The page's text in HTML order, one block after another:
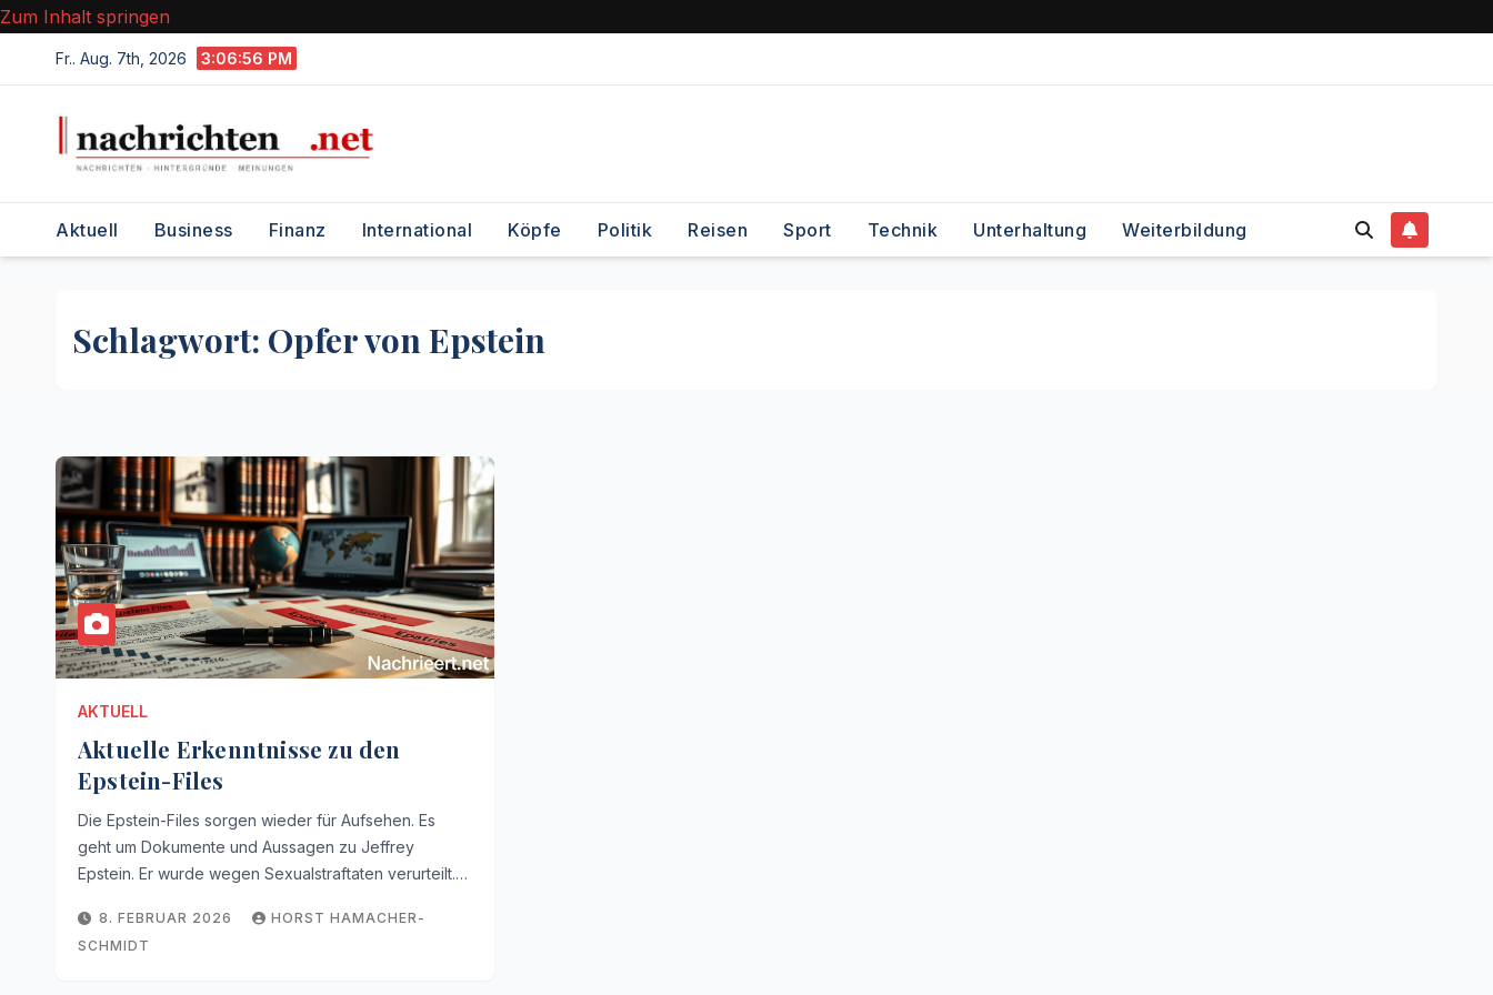
Zum Inhalt springen
Fr.. Aug. 7th, 2026 3:06:57 PM
Aktuell Business Finanz International Köpfe Politik Reisen Sport Technik Unterhaltung Weiterbildung
Schlagwort: Opfer von Epstein
AKTUELL
Aktuelle Erkenntnisse zu den
Epstein-Files
Die Epstein-Files sorgen wieder für Aufsehen. Es
geht um Dokumente und Aussagen zu Jeffrey
Epstein. Er wurde wegen Sexualstraftaten verurteilt.…
8. FEBRUAR 2026
HORST HAMACHER-
SCHMIDT